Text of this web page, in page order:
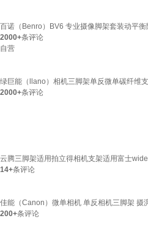
百诺（Benro）BV6 专业摄像脚架套装动平
2000+条评论
自营
绿巨能（llano）相机三脚架单反微单碳纤维
2000+条评论
云腾三脚架适用拍立得相机支架适用富士
14+条评论
佳能（Canon）微单相机 单反相机三脚架 摄
200+条评论